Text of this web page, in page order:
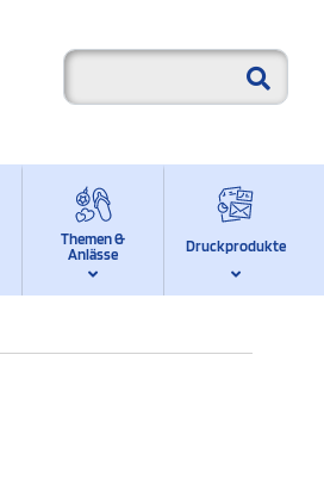
Themen &
Anlässe
Druckprodukte